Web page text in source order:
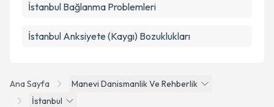
Ana Sayfa
Manevi Danismanlik Ve Rehberlik
İstanbul
İstanbul Bağlanma Problemleri
İstanbul Anksiyete (Kaygı) Bozuklukları